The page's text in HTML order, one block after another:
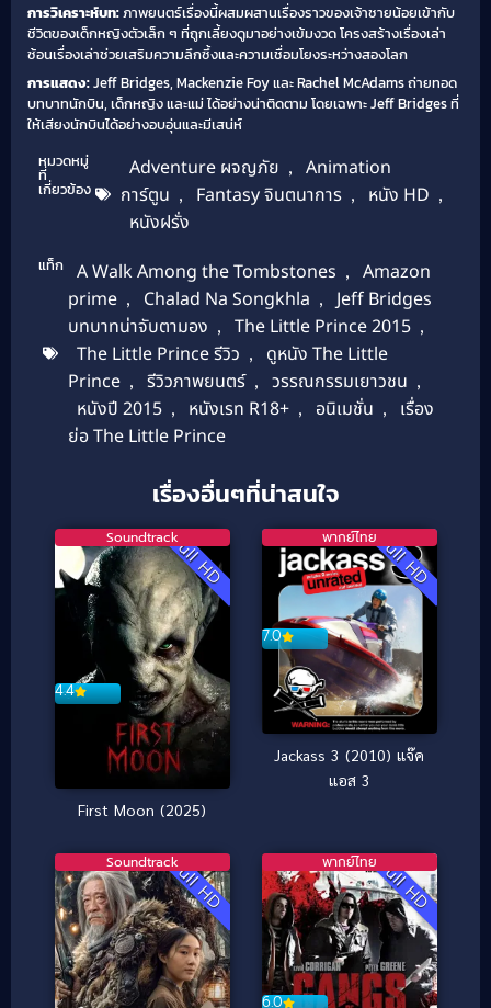
การวิเคราะห์บท:ภาพยนตร์เรื่องนี้ผสมผสานเรื่องราวของเจ้าชายน้อยเข้ากับ
ชีวิตของเด็กหญิงตัวเล็ก ๆ ที่ถูกเลี้ยงดูมาอย่างเข้มงวด โครงสร้างเรื่องเล่า
ซ้อนเรื่องเล่าช่วยเสริมความลึกซึ้งและความเชื่อมโยงระหว่างสองโลก
การแสดง:Jeff Bridges, Mackenzie Foy และ Rachel McAdams ถ่ายทอด
บทบาทนักบิน, เด็กหญิง และแม่ ได้อย่างน่าติดตาม โดยเฉพาะ Jeff Bridges ที่
ให้เสียงนักบินได้อย่างอบอุ่นและมีเสน่ห์
หมวดหมู่
ที่
เกี่ยวข้อง
Adventure ผจญภัย ,
Animation
การ์ตูน , Fantasy จินตนาการ , หนัง HD ,
หนังฝรั่ง
แท็ก A Walk Among the Tombstones ,
Amazon
prime , Chalad Na Songkhla ,
Jeff Bridges
บทบาทน่าจับตามอง , The Little Prince 2015 ,
The Little Prince รีวิว ,
ดูหนัง The Little
Prince , รีวิวภาพยนตร์ , วรรณกรรมเยาวชน ,
หนังปี 2015 , หนังเรท R18+ , อนิเมชั่น ,
เรื่อง
ย่อ The Little Prince
เรื่องอื่นๆที่น่าสนใจ
Full HD
4.4
Soundtrack
First Moon (2025)
Full HD
7.0
พากย์ไทย
Jackass 3 (2010) แจ๊ค
แอส 3
Full HD
Soundtrack Full HD
6.0
พากย์ไทย